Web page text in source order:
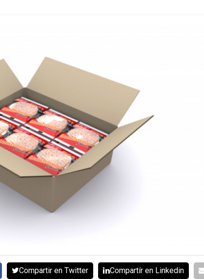
Compartir en Twitter Compartír en Linkedin